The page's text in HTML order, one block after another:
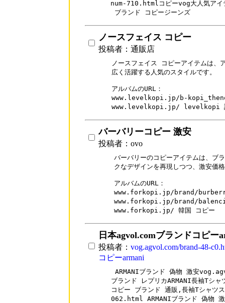
num-710.htmlコピーvog大人気アイ
ブランド コピージーンズ
ノースフェイス コピー
投稿者：通販店
ノースフェイス コピーアイテムは、
広く活躍する人気のスタイルです。
アルバムのURL：
www.levelkopi.jp/b-
www.levelkopi.jp/ levelkopi
バーバリーコピー 激安
投稿者：ovo
バーバリーのコピーアイテムは、ブ
クなデザインを再現しつつ、激安価
アルバムのURL：
www.forkopi.jp/brand/
www.forkopi.jp/brand/
www.forkopi.jp/ 韓国 コピー
日本agvol.comブランドコピー
投稿者： vog.agvol.com/brand-48-
コピーarmani
ARMANIブランド 偽物 激安
ブランド レプリカARMANI長袖Tシ
コピー ブランド 通販,長袖Tシャ
062.html ARMANIブランド 偽物 激